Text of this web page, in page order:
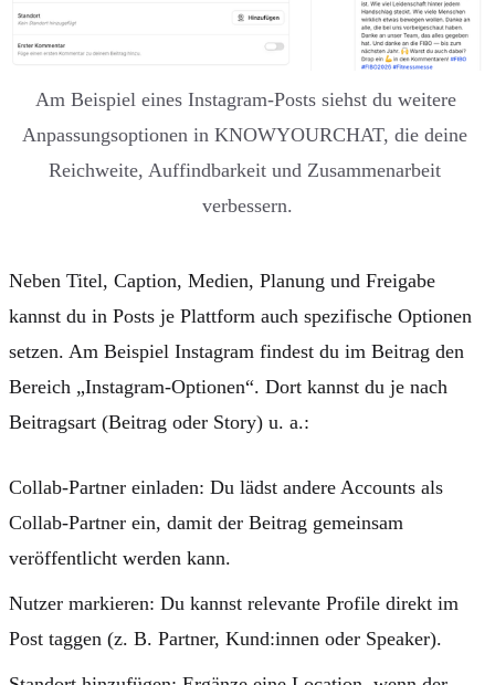
Am Beispiel eines Instagram-Posts siehst du weitere
Anpassungsoptionen in KNOWYOURCHAT, die deine
Reichweite, Auffindbarkeit und Zusammenarbeit
verbessern.
Neben Titel, Caption, Medien, Planung und Freigabe
kannst du in Posts je Plattform auch spezifische Optionen
setzen. Am Beispiel Instagram findest du im Beitrag den
Bereich „Instagram‑Optionen“. Dort kannst du je nach
Beitragsart (Beitrag oder Story) u. a.:
Collab‑Partner einladen: Du lädst andere Accounts als
Collab‑Partner ein, damit der Beitrag gemeinsam
veröffentlicht werden kann.
Nutzer markieren: Du kannst relevante Profile direkt im
Post taggen (z. B. Partner, Kund:innen oder Speaker).